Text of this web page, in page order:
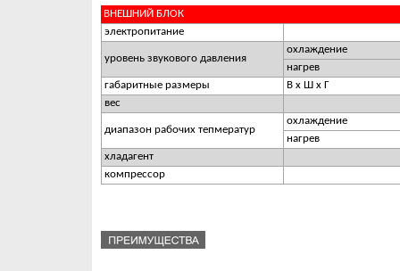
ВНЕШНИЙ БЛОК
электропитание
уровень звукового давления
охлаждение
нагрев
габаритные размеры
В х Ш х Г
вес
диапазон рабочих тепмератур
охлаждение
нагрев
хладагент
компрессор